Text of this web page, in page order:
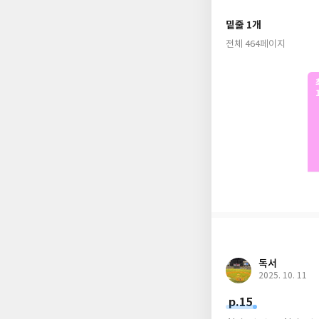
아버지 선조를 대신
탕평하는 한편 조선
왕으로 산다는 것은
겪고 수습해야 했던
왕의 시행착오에 무
어지러이 흩어지는
게 발현될 수밖에 없
밑줄 1개
전체 464페이지
독서
2025. 10. 11
p.15